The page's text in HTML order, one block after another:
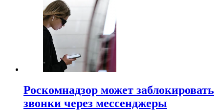
Роскомнадзор может заблокировать
звонки через мессенджеры